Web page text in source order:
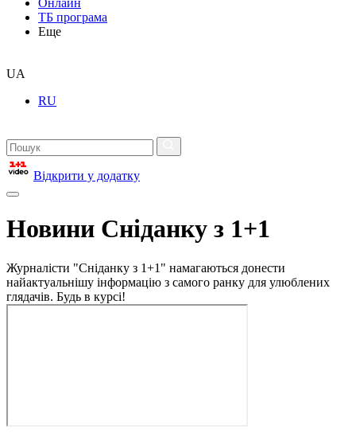
Онлайн
ТБ програма
Еще
UA
RU
Відкрити у додатку
Новини Сніданку з 1+1
Журналісти "Сніданку з 1+1" намагаються донести
найактуальнішу інформацію з самого ранку для улюблених
глядачів. Будь в курсі!